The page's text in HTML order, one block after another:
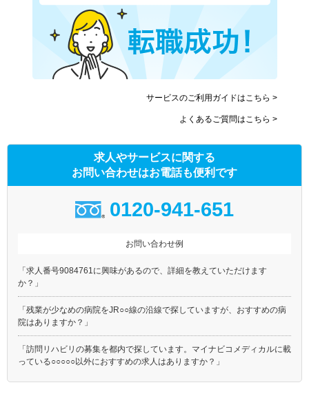
サービスのご利用ガイドはこちら >
よくあるご質問はこちら >
求人やサービスに関する
お問い合わせはお電話も便利です
0120-941-651
お問い合わせ例
「求人番号9084761に興味があるので、詳細を教えていただけます
か？」
「残業が少なめの病院をJR○○線の沿線で探していますが、おすすめの病
院はありますか？」
「訪問リハビリの募集を都内で探しています。マイナビコメディカルに載
っている○○○○○以外におすすめの求人はありますか？」